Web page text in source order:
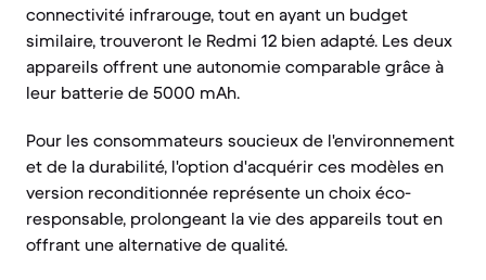
connectivité infrarouge, tout en ayant un budget
similaire, trouveront le Redmi 12 bien adapté. Les deux
appareils offrent une autonomie comparable grâce à
leur batterie de 5000 mAh.
Pour les consommateurs soucieux de l'environnement
et de la durabilité, l'option d'acquérir ces modèles en
version reconditionnée représente un choix éco-
responsable, prolongeant la vie des appareils tout en
offrant une alternative de qualité.